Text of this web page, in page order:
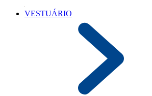
VESTUÁRIO